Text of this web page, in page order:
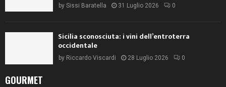
by Sissi Baratella 31 Luglio 2026 0
Sicilia sconosciuta: i vini dell’entroterra
occidentale
by Riccardo Viscardi 28 Luglio 2026 0
GOURMET